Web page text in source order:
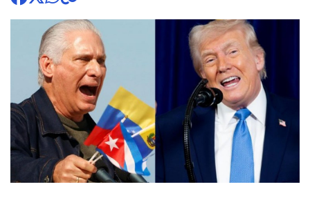
modo claro